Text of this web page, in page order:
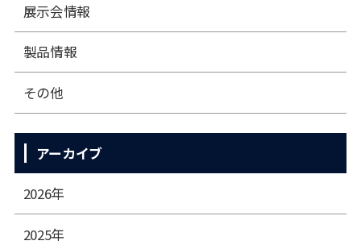
展⽰会情報
製品情報
その他
アーカイブ
2026年
2025年